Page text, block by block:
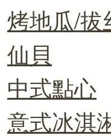
烤地瓜/拔
仙貝
中式點心
意式冰淇